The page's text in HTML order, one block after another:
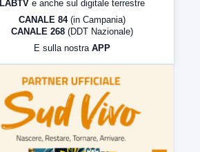
LabNews (Diretta)
LabNews (replica)
LABTV e anche sul digitale terrestre
CANALE 84 (in Campania)
CANALE 268 (DDT Nazionale)
E sulla nostra APP